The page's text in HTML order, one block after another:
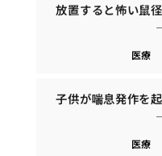
放置すると怖い鼠
医療
子供が喘息発作を
医療